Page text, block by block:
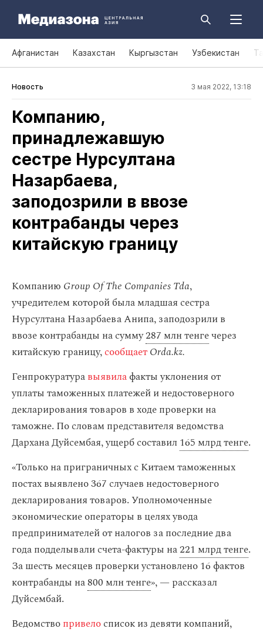
Афганистан Казахстан Кыргызстан Узбекистан
Новость 3 мая 2022, 13:18
Компанию,
принадлежавшую
сестре Нурсултана
Назарбаева,
заподозрили в ввозе
контрабанды через
китайскую границу
Компанию Group Of The Companies Tda,
учредителем которой была младшая сестра
Нурсултана Назарбаева Анипа, заподозрили в
ввозе контрабанды на сумму287 млн тенгечерез
китайскую границу,сообщаетOrda.kz.
Генпрокуратуравыявилафакты уклонения от
уплаты таможенных платежей и недостоверного
декларирования товаров в ходе проверки на
таможне. По словам представителя ведомства
Дархана Дуйсембая, ущерб составил 165 млрд тенге.
«Только на приграничных с Китаем таможенных
постах выявлено 367 случаев недостоверного
декларирования товаров. Уполномоченные
экономические операторы в целях увода
предпринимателей от налогов за последние два
года подделывали счета-фактуры на221 млрд тенге.
За шесть месяцев проверки установлено 16 фактов
контрабанды на800 млн тенге», — рассказал
Дуйсембай.
Ведомствопривелосписок из девяти компаний,